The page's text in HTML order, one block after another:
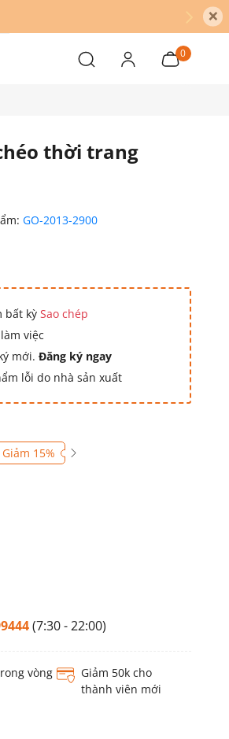
×
0
thời trang
GO-2013-2900
bất kỳ Sao chép
việc
mới. Đăng ký ngay
lỗi do nhà sản xuất
Giảm 15%
(7:30 - 22:00)
vòng
Giảm 50k cho
thành viên mới